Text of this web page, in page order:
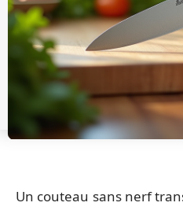
Un couteau sans nerf